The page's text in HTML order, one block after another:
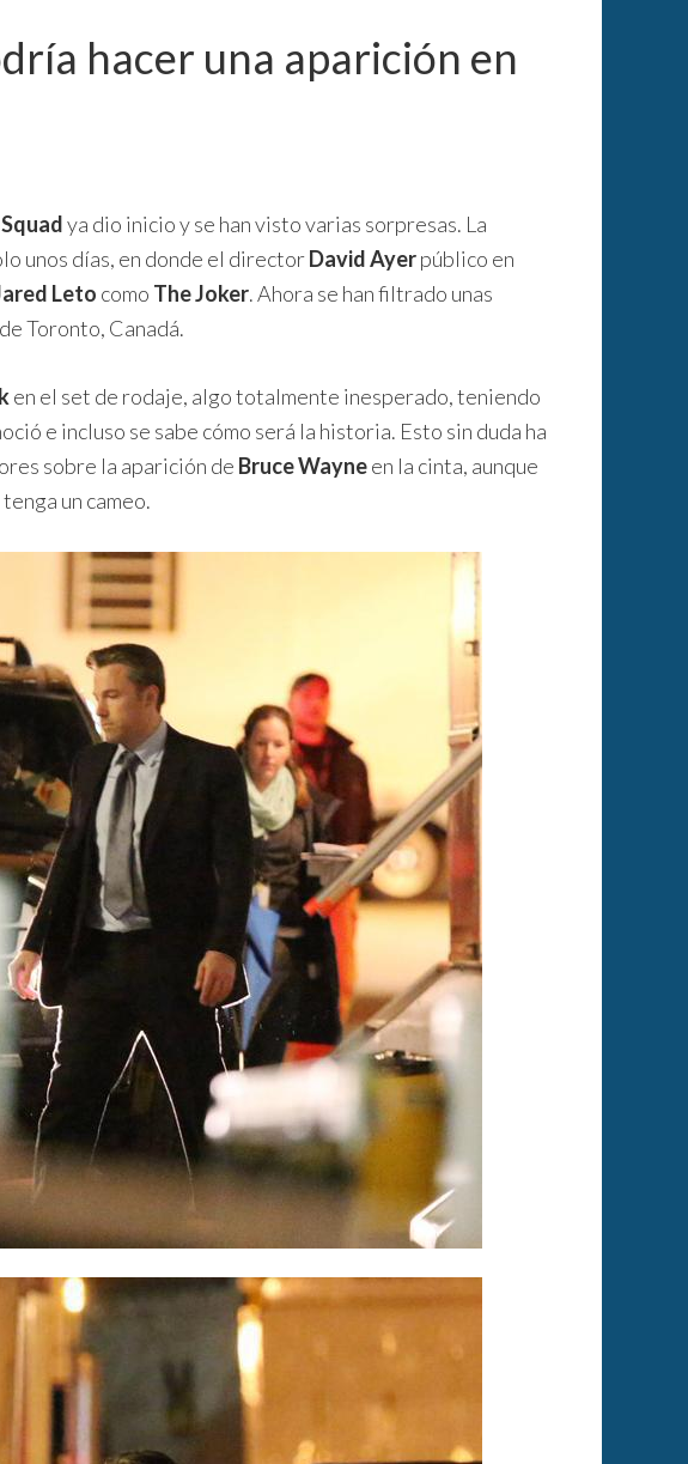
hacer una aparición en
ya dio inicio y se han visto varias sorpresas. La
unos días, en donde el directorDavid Ayerpúblico en
Leto como The Joker. Ahora se han filtrado unas
Toronto, Canadá.
en el set de rodaje, algo totalmente inesperado, teniendo
e incluso se sabe cómo será la historia. Esto sin duda ha
sobre la aparición de Bruce Wayneen la cinta, aunque
tenga un cameo.